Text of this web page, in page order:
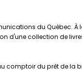
du Québec. À
collection de
comptoir du prêt de la